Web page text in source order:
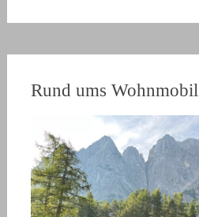
Rund ums Wohnmobil